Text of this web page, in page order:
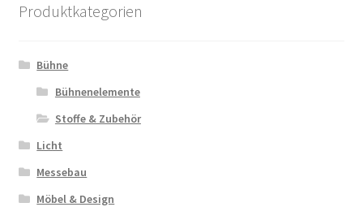
Produktkategorien
Bühne
Bühnenelemente
Stoffe & Zubehör
Licht
Messebau
Möbel & Design